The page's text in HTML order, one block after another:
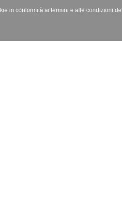
in conformità ai termini e alle condizioni